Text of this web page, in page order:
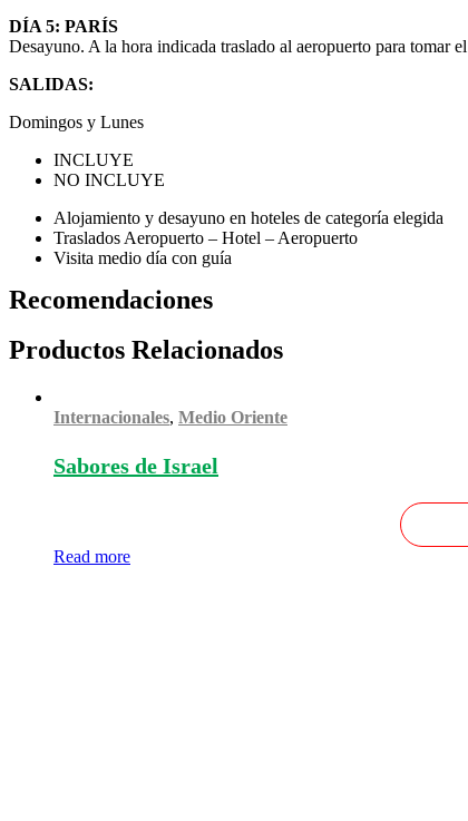
DÍA 5: PARÍS
Desayuno. A la hora indicada traslado al aeropuerto para tomar
SALIDAS:
Domingos y Lunes
INCLUYE
NO INCLUYE
Alojamiento y desayuno en hoteles de categoría elegida
Traslados Aeropuerto – Hotel – Aeropuerto
Visita medio día con guía
Recomendaciones
Productos Relacionados
Internacionales, Medio Oriente
Sabores de Israel
Read more